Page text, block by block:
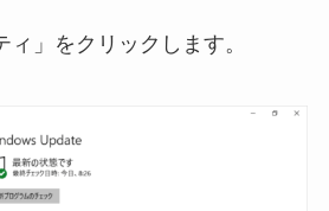
ィ」をクリックします。